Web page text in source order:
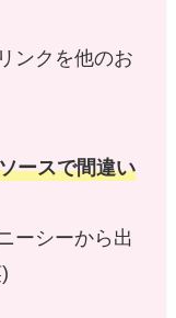
ンクを他のお
ースで間違い
ーシーから出